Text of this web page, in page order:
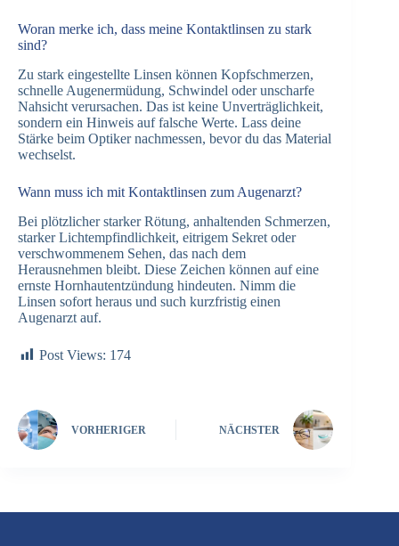
Woran merke ich, dass meine Kontaktlinsen zu stark
sind?
Zu stark eingestellte Linsen können Kopfschmerzen,
schnelle Augenermüdung, Schwindel oder unscharfe
Nahsicht verursachen. Das ist keine Unverträglichkeit,
sondern ein Hinweis auf falsche Werte. Lass deine
Stärke beim Optiker nachmessen, bevor du das Material
wechselst.
Wann muss ich mit Kontaktlinsen zum Augenarzt?
Bei plötzlicher starker Rötung, anhaltenden Schmerzen,
starker Lichtempfindlichkeit, eitrigem Sekret oder
verschwommenem Sehen, das nach dem
Herausnehmen bleibt. Diese Zeichen können auf eine
ernste Hornhautentzündung hindeuten. Nimm die
Linsen sofort heraus und such kurzfristig einen
Augenarzt auf.
Post Views: 174
VORHERIGER NÄCHSTER